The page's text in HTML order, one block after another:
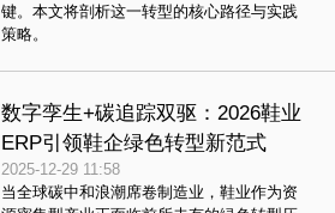
键。本文将剖析这一转型的核心路径与实践
策略。
数字孪生+碳追踪双驱：2026鞋业
ERP引领鞋企绿色转型新范式
2025-12-29 11:58
当全球碳中和浪潮席卷制造业，鞋业作为资